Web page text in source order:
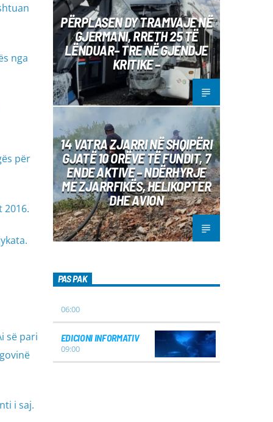
nga
për
së pari
i saj.
PËRPLASEN DY TRAMVAJE NË
GJERMANI, RRETH 25 TË
LËNDUAR– TRE NË GJENDJE
KRITIKE –
14 VATRA ZJARRI NË SHQIPËRI
GJATË 10 ORËVE TË FUNDIT, 7
ENDE AKTIVE – NDËRHYRJE
ME ZJARRFIKËS, HELIKOPTER
DHE AVION
PAS PAK
06:00
EDICIONI INFORMATIV
09:00